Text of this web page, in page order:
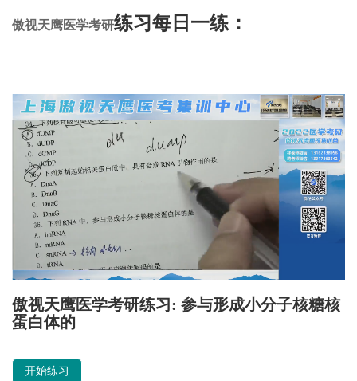
傲视天鹰医学考研练习每日一练：
Quiz:
傲视天鹰医学考研练习: 参与形成小分子核糖核
蛋白体的
开始练习